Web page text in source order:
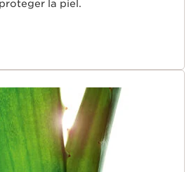
la piel.